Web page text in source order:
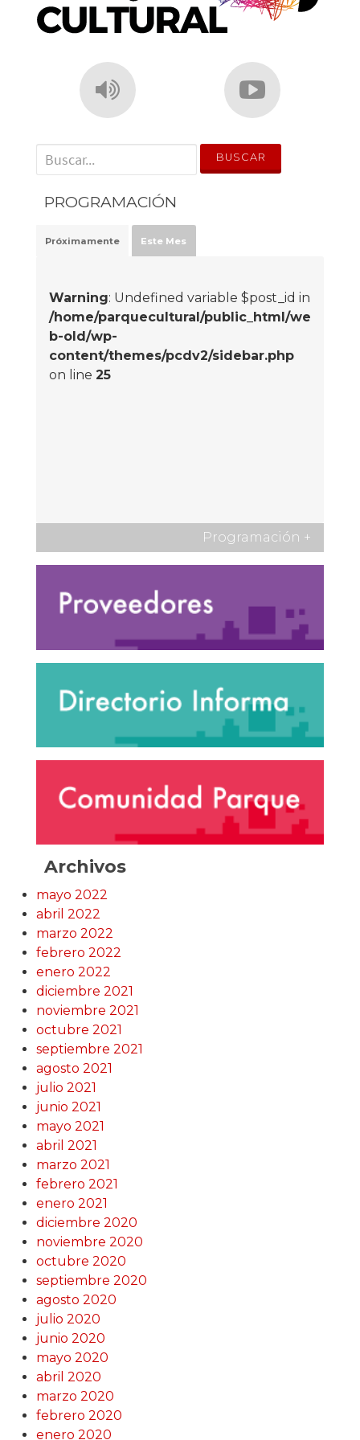
' . __('Search for:') . '
PROGRAMACIÓN
Próximamente Este Mes
Warning: Undefined variable $post_id in
/home/parquecultural/public_html/we
b-old/wp-
content/themes/pcdv2/sidebar.php
on line 25
Programación +
Archivos
mayo 2022
abril 2022
marzo 2022
febrero 2022
enero 2022
diciembre 2021
noviembre 2021
octubre 2021
septiembre 2021
agosto 2021
julio 2021
junio 2021
mayo 2021
abril 2021
marzo 2021
febrero 2021
enero 2021
diciembre 2020
noviembre 2020
octubre 2020
septiembre 2020
agosto 2020
julio 2020
junio 2020
mayo 2020
abril 2020
marzo 2020
febrero 2020
enero 2020